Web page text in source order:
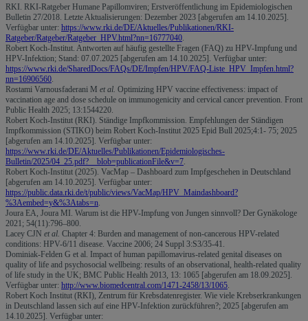
RKI. RKI-Ratgeber Humane Papillomviren; Erstveröffentlichung im Epidemiologischen
Bulletin 27/2018. Letzte Aktualisierungen: Dezember 2023 [abgerufen am 14.10.2025].
Verfügbar unter: https://www.rki.de/DE/Aktuelles/Publikationen/RKI-
Ratgeber/Ratgeber/Ratgeber_HPV.html?nn=16777040.
Robert Koch-Institut. Antworten auf häufig gestellte Fragen (FAQ) zu HPV-Impfung und
HPV-Infektion; Stand: 07.07.2025 [abgerufen am 14.10.2025]. Verfügbar unter:
https://www.rki.de/SharedDocs/FAQs/DE/Impfen/HPV/FAQ-Liste_HPV_Impfen.html?
nn=16906560.
Rostami Varnousfaderani M et al. Optimizing HPV vaccine effectiveness: impact of
vaccination age and dose schedule on immunogenicity and cervical cancer prevention. Front
Public Health 2025; 13:1544220.
Robert Koch-Institut (RKI). Ständige Impfkommission. Empfehlungen der Ständigen
Impfkommission (STIKO) beim Robert Koch-Institut 2025 Epid Bull 2025;4:1- 75; 2025
[abgerufen am 14.10.2025]. Verfügbar unter:
https://www.rki.de/DE/Aktuelles/Publikationen/Epidemiologisches-
Bulletin/2025/04_25.pdf?__blob=publicationFile&v=7.
Robert Koch-Institut (2025). VacMap – Dashboard zum Impfgeschehen in Deutschland
[abgerufen am 14.10.2025]. Verfügbar unter:
https://public.data.rki.de/t/public/views/VacMap/HPV_Maindashboard?
%3Aembed=y&%3Atabs=n.
Joura EA, Joura MI. Warum ist die HPV-Impfung von Jungen sinnvoll? Der Gynäkologe
2021; 54(11):796–800.
Lacey CJN et al. Chapter 4: Burden and management of non-cancerous HPV-related
conditions: HPV-6/11 disease. Vaccine 2006; 24 Suppl 3:S3/35-41.
Dominiak-Felden G et al. Impact of human papillomavirus-related genital diseases on
quality of life and psychosocial wellbeing: results of an observational, health-related quality
of life study in the UK; BMC Public Health 2013, 13: 1065 [abgerufen am 18.09.2025].
Verfügbar unter: http://www.biomedcentral.com/1471-2458/13/1065.
Robert Koch Institut (RKI), Zentrum für Krebsdatenregister. Wie viele Krebserkrankungen
in Deutschland lassen sich auf eine HPV-Infektion zurückführen?; 2025 [abgerufen am
14.10.2025]. Verfügbar unter: